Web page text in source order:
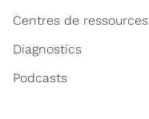
Centres de ressources
Diagnostics
Podcasts